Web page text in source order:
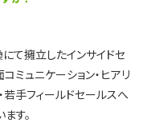
て擁立したインサイドセ
ミュニケーション・ヒアリ
手フィールドセールスへ
す。